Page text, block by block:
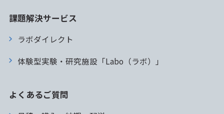
課題解決サービス
ラボダイレクト
体験型実験・研究施設「Labo（ラボ）」
よくあるご質問